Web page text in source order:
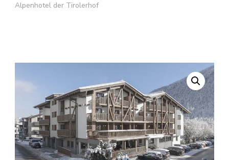
Alpenhotel der Tirolerhof